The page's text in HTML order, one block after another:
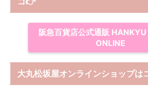
阪急百貨店公式通販
ONLINE
大丸松坂屋オンラインショップは